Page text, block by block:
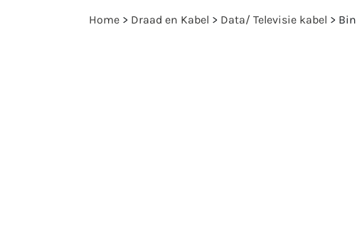
Home > Draad en Kabel > Data/ Televisie kabel >